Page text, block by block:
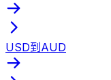
USD到AUD